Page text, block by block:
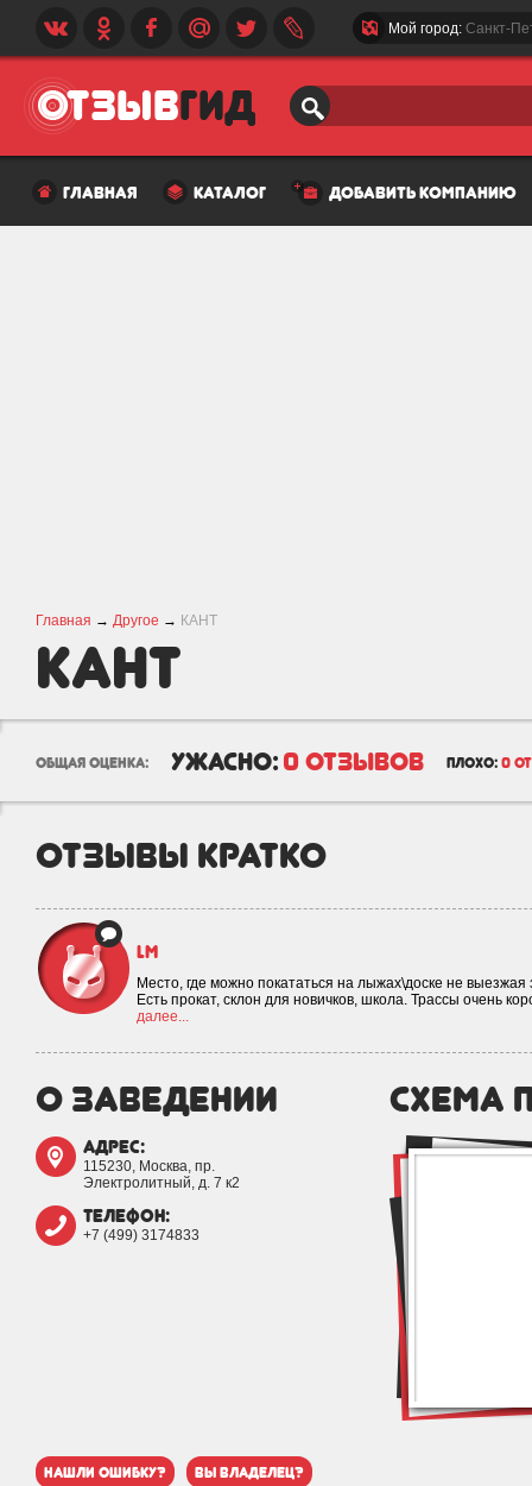
Мой город: Санкт-
главная каталог добавить компанию
Главная → Другое → КАНТ
КАНТ
общая оценка: ужасно: 0 отзывов плохо: 0
отзывы кратко
lm
Место, где можно покататься на лыжах\доске не
Есть прокат, склон для новичков, школа. Трассы очень
далее...
о заведении
адрес:
115230, Москва, пр.
Электролитный, д. 7 к2
телефон:
+7 (499) 3174833
схема
нашли ошибку? вы владелец?